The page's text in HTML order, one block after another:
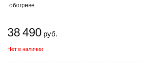
обогреве
38 490 руб.
Нет в наличии